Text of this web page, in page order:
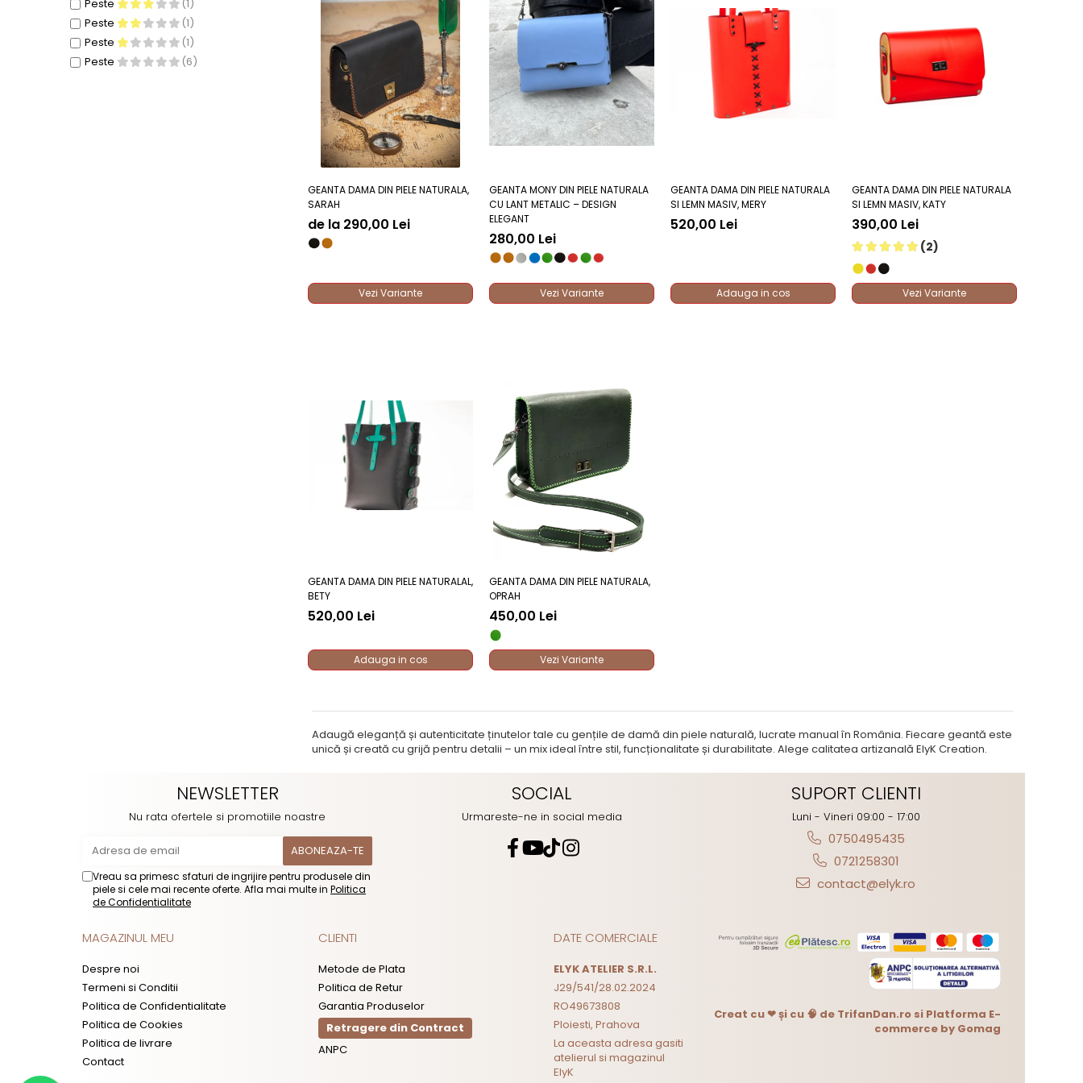
Peste
(1)
Peste
(1)
Peste
(1)
Peste
(6)
GEANTA DAMA DIN PIELE NATURALA,
SARAH
de la 290,00 Lei
Vezi Variante
GEANTA MONY DIN PIELE NATURALA
CU LANT METALIC – DESIGN
ELEGANT
280,00 Lei
Vezi Variante
GEANTA DAMA DIN PIELE NATURALA
SI LEMN MASIV, MERY
520,00 Lei
Adauga in cos
GEANTA DAMA DIN PIELE NATURALA
SI LEMN MASIV, KATY
390,00 Lei
(2)
Vezi Variante
GEANTA DAMA DIN PIELE NATURALAL,
BETY
520,00 Lei
Adauga in cos
GEANTA DAMA DIN PIELE NATURALA,
OPRAH
450,00 Lei
Vezi Variante
Adaugă eleganță și autenticitate ținutelor tale cu gențile de damă din piele naturală, lucrate manual în România. Fiecare geantă este
unică și creată cu grijă pentru detalii – un mix ideal între stil, funcționalitate și durabilitate. Alege calitatea artizanală ElyK Creation.
NEWSLETTER
Nu rata ofertele si promotiile noastre
Vreau sa primesc sfaturi de ingrijire pentru produsele din
piele si cele mai recente oferte. Afla mai multe in Politica
de Confidentialitate
SOCIAL
Urmareste-ne in social media
SUPORT CLIENTI
Luni - Vineri 09:00 - 17:00
0750495435
0721258301
contact@elyk.ro
MAGAZINUL MEU
Despre noi
Termeni si Conditii
Politica de Confidentialitate
Politica de Cookies
Politica de livrare
Contact
CLIENTI
Metode de Plata
Politica de Retur
Garantia Produselor
Retragere din Contract
ANPC
DATE COMERCIALE
ELYK ATELIER S.R.L.
J29/541/28.02.2024
RO49673808
Ploiesti, Prahova
La aceasta adresa gasiti
atelierul si magazinul
ElyK
Creat cu ❤ și cu 🧠 de TrifanDan.ro si Platforma E-
commerce by Gomag